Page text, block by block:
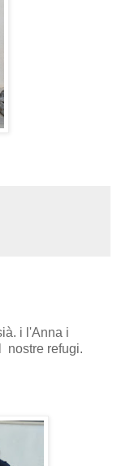
i l'Anna i
nostre refugi.